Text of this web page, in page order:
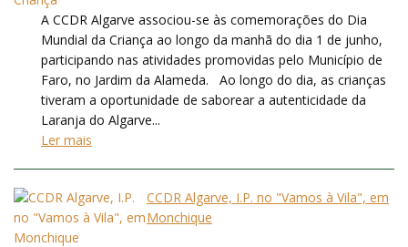
A CCDR Algarve associou-se às comemorações do Dia
Mundial da Criança ao longo da manhã do dia 1 de junho,
participando nas atividades promovidas pelo Município de
Faro, no Jardim da Alameda. Ao longo do dia, as crianças
tiveram a oportunidade de saborear a autenticidade da
Laranja do Algarve...
Ler mais
CCDR Algarve, I.P. no "Vamos à Vila", em
Monchique